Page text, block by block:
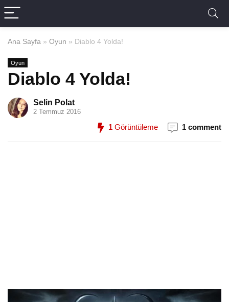
Ana Sayfa » Oyun » Diablo 4 Yolda!
Oyun
Diablo 4 Yolda!
Selin Polat
2 Temmuz 2016
1 Görüntüleme 1 comment